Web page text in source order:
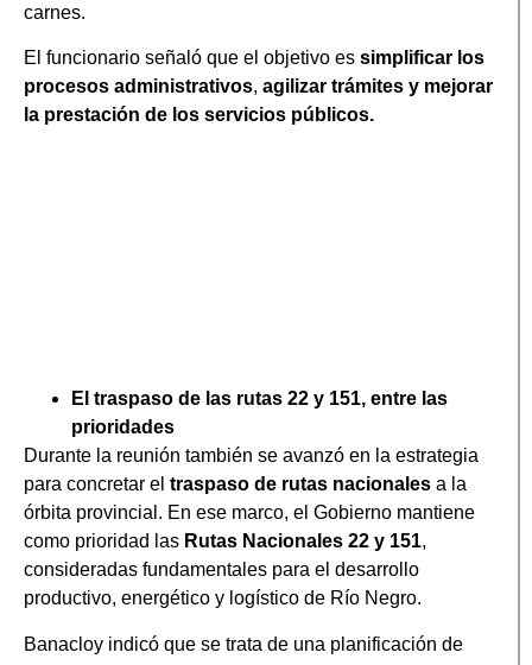
carnes.
El funcionario señaló que el objetivo es simplificar los
procesos administrativos, agilizar trámites y mejorar
la prestación de los servicios públicos.
El traspaso de las rutas 22 y 151, entre las
prioridades
Durante la reunión también se avanzó en la estrategia
para concretar el traspaso de rutas nacionales a la
órbita provincial. En ese marco, el Gobierno mantiene
como prioridad las Rutas Nacionales 22 y 151,
consideradas fundamentales para el desarrollo
productivo, energético y logístico de Río Negro.
Banacloy indicó que se trata de una planificación de